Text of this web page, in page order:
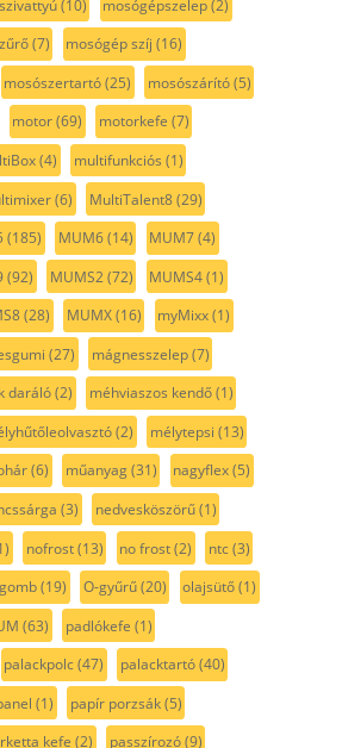
(10) mosógépszelep(2)
(7) mosógép szíj (16)
mosószertartó(25) mosószárító(5)
motor(69) motorkefe (7)
(4) multifunkciós (1)
(6) MultiTalent8(29)
(185) MUM6(14) MUM7(4)
(92) MUMS2(72) MUMS4(1)
(28) MUMX(16) myMixx(1)
(27) mágnesszelep(7)
daráló(2) méhviaszos kendő(1)
(2) mélytepsi (13)
(6) műanyag(31) nagyflex(5)
(3) nedvesköszörű(1)
nofrost(13) no frost(2) ntc(3)
(19) O-gyűrű(20) olajsütő(1)
(63) padlókefe (1)
palackpolc(47) palacktartó(40)
(1) papír porzsák(5)
kefe (2) passzírozó(9)